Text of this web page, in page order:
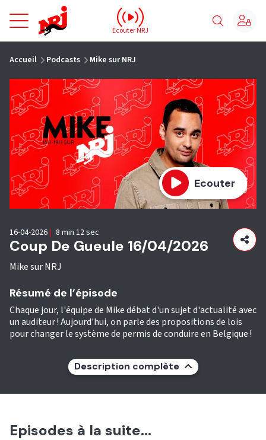
NRJ - Accueil
Ecouter NRJ
Accueil Podcasts Mike sur NRJ
Ecouter
Coup De Gueule 16/04/2026
Mike sur NRJ
16-04-2026 | 8 min 12 sec
Résumé de l’épisode
Chaque jour, l'équipe de Mike débat d'un sujet d'actualité avec
un auditeur ! Aujourd'hui, on parle des propositions de lois
pour changer le système de permis de conduire en Belgique !
Description complète
Episodes à la suite...